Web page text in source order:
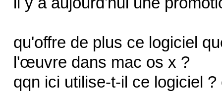
qu'offre de plus ce logiciel
l'œuvre dans mac os x ?
qqn ici utilise-t-il ce logiciel